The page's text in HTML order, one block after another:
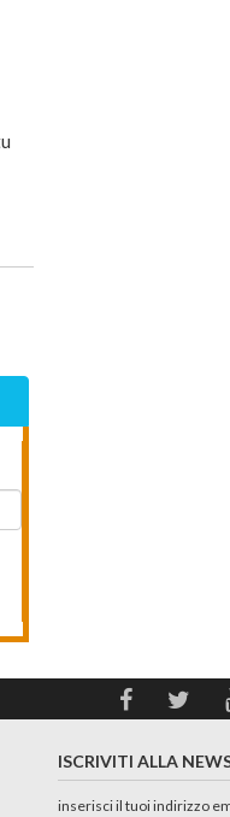
ISCRIVITI ALLA
inserisci il tuoi indirizzo